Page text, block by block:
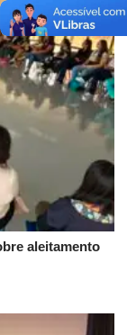
aleitamento